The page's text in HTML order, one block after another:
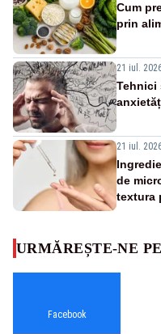
Cum
prin
21 iul.
Tehnici
21 iul.
de
textura
URMĂREȘTE-NE PE
Facebook